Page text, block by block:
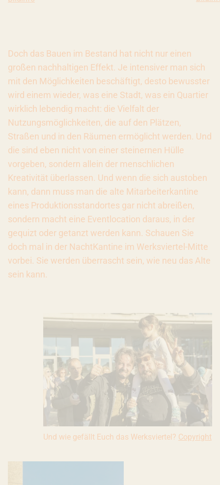
Doch das Bauen im Bestand hat nicht nur einen
großen nachhaltigen Effekt. Je intensiver man sich
mit den Möglichkeiten beschäftigt, desto bewusster
wird einem wieder, was eine Stadt, was ein Quartier
wirklich lebendig macht: die Vielfalt der
Nutzungsmöglichkeiten, die auf den Plätzen,
Straßen und in den Räumen ermöglicht werden. Und
die sind eben nicht von einer steinernen Hülle
vorgeben, sondern allein der menschlichen
Kreativität überlassen. Und wenn die sich austoben
kann, dann muss man die alte Mitarbeiterkantine
eines Produktionsstandortes gar nicht abreißen,
sondern macht eine Eventlocation daraus, in der
gequizt oder getanzt werden kann. Schauen Sie
doch mal in der NachtKantine im Werksviertel-Mitte
vorbei. Sie werden überrascht sein, wie neu das Alte
sein kann.
Und wie gefällt Euch das Werksviertel? Copyright:
Copyright